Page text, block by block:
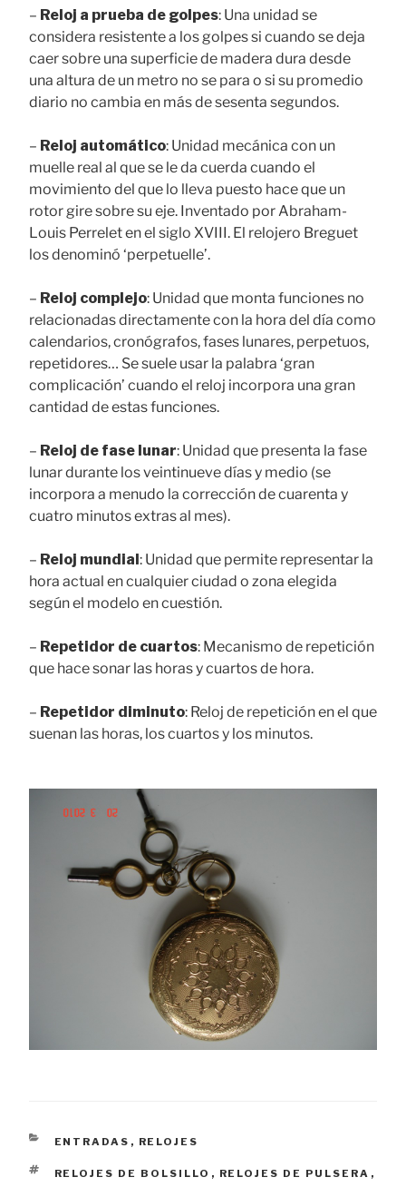
– Reloj a prueba de golpes: Una unidad se
considera resistente a los golpes si cuando se deja
caer sobre una superficie de madera dura desde
una altura de un metro no se para o si su promedio
diario no cambia en más de sesenta segundos.
– Reloj automático: Unidad mecánica con un
muelle real al que se le da cuerda cuando el
movimiento del que lo lleva puesto hace que un
rotor gire sobre su eje. Inventado por Abraham-
Louis Perrelet en el siglo XVIII. El relojero Breguet
los denominó ‘perpetuelle’.
– Reloj complejo: Unidad que monta funciones no
relacionadas directamente con la hora del día como
calendarios, cronógrafos, fases lunares, perpetuos,
repetidores… Se suele usar la palabra ‘gran
complicación’ cuando el reloj incorpora una gran
cantidad de estas funciones.
– Reloj de fase lunar: Unidad que presenta la fase
lunar durante los veintinueve días y medio (se
incorpora a menudo la corrección de cuarenta y
cuatro minutos extras al mes).
– Reloj mundial: Unidad que permite representar la
hora actual en cualquier ciudad o zona elegida
según el modelo en cuestión.
– Repetidor de cuartos: Mecanismo de repetición
que hace sonar las horas y cuartos de hora.
– Repetidor diminuto: Reloj de repetición en el que
suenan las horas, los cuartos y los minutos.
CATEGORÍAS
ENTRADAS , RELOJES
ETIQUETAS
RELOJES DE BOLSILLO , RELOJES DE PULSERA ,